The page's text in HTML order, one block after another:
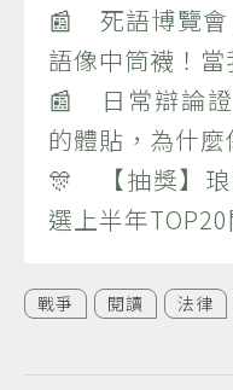
📰 死語博覽會
語像中筒襪！
📰 日常辯論
的體貼，為什麼
🎊 【抽獎】琅
選上半年
戰爭 閱讀 法律